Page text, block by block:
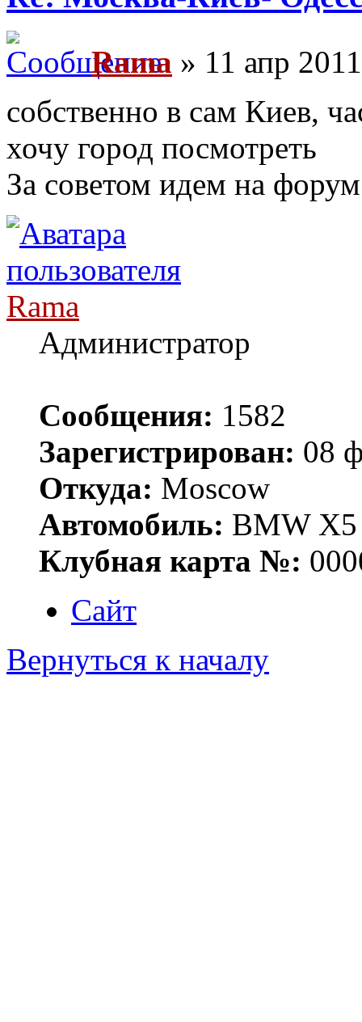
Rama » 11 апр
собственно в сам Киев,
хочу город посмотреть
За советом идем на
Rama
Администратор
Сообщения: 1582
Зарегистрирован: 08
Откуда: Moscow
Автомобиль: BMW X5
Клубная карта №:
Сайт
Вернуться к началу